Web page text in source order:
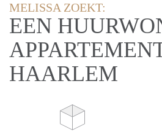
MELISSA ZOEKT:
EEN
HAARLEM